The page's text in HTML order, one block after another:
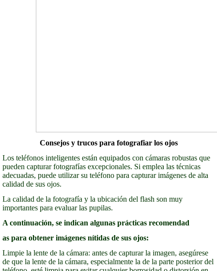
Consejos y trucos para fotografiar los ojos
Los teléfonos inteligentes están equipados con cámaras robustas que
pueden capturar fotografías excepcionales. Si emplea las técnicas
adecuadas, puede utilizar su teléfono para capturar imágenes de alta
calidad de sus ojos.
La calidad de la fotografía y la ubicación del flash son muy
importantes para evaluar las pupilas.
A continuación, se indican algunas prácticas recomendad
as para obtener imágenes nítidas de sus ojos:
Limpie la lente de la cámara: antes de capturar la imagen, asegúrese
de que la lente de la cámara, especialmente la de la parte posterior del